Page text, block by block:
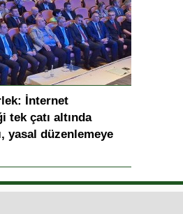
İnternet
tek çatı altında
yasal düzenlemeye